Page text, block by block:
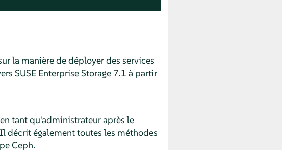
la manière de déployer des services
SUSE Enterprise Storage 7.1 à partir
tant qu'administrateur après le
décrit également toutes les méthodes
Ceph.